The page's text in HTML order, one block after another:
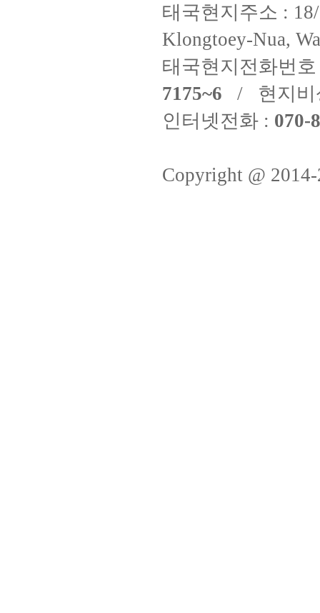
태국현지주소 :
Klongtoey-Nua,
태국현지전화번
7175~6 / 현지비
인터넷전화 : 070-
Copyright @